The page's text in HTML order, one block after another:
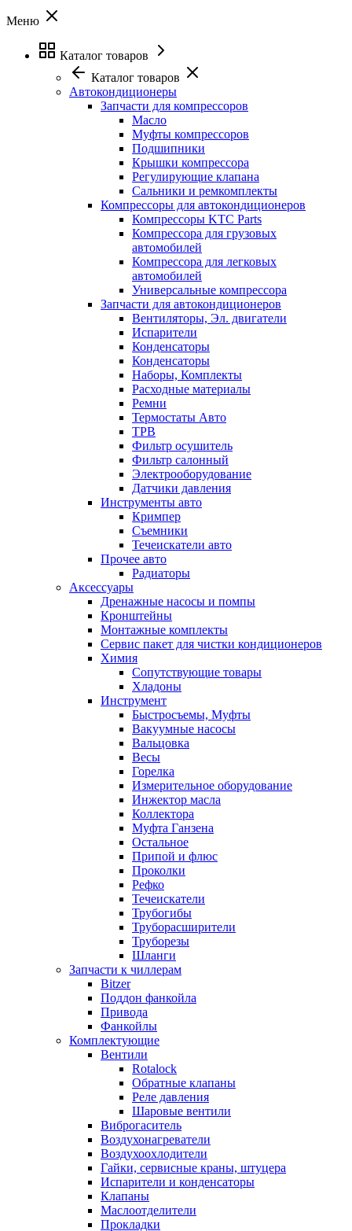
Меню
Каталог товаров
Каталог товаров
Автокондиционеры
Запчасти для компрессоров
Масло
Муфты компрессоров
Подшипники
Крышки компрессора
Регулирующие клапана
Сальники и ремкомплекты
Компрессоры для автокондиционеров
Компрессоры KTC Parts
Компрессора для грузовых
автомобилей
Компрессора для легковых
автомобилей
Универсальные компрессора
Запчасти для автокондиционеров
Вентиляторы, Эл. двигатели
Испарители
Конденсаторы
Конденсаторы
Наборы, Комплекты
Расходные материалы
Ремни
Термостаты Авто
ТРВ
Фильтр осушитель
Фильтр салонный
Электрооборудование
Датчики давления
Инструменты авто
Кримпер
Съемники
Течеискатели авто
Прочее авто
Радиаторы
Аксессуары
Дренажные насосы и помпы
Кронштейны
Монтажные комплекты
Сервис пакет для чистки кондиционеров
Химия
Сопутствующие товары
Хладоны
Инструмент
Быстросъемы, Муфты
Вакуумные насосы
Вальцовка
Весы
Горелка
Измерительное оборудование
Инжектор масла
Коллектора
Муфта Ганзена
Остальное
Припой и флюс
Проколки
Рефко
Течеискатели
Трубогибы
Труборасширители
Труборезы
Шланги
Запчасти к чиллерам
Bitzer
Поддон фанкойла
Привода
Фанкойлы
Комплектующие
Вентили
Rotalock
Обратные клапаны
Реле давления
Шаровые вентили
Виброгаситель
Воздухонагреватели
Воздухоохлодители
Гайки, сервисные краны, штуцера
Испарители и конденсаторы
Клапаны
Маслоотделители
Прокладки